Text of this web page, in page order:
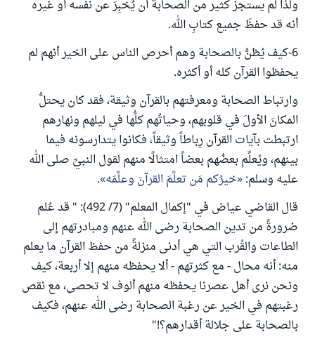
ولذا لم يستجز كثير من الصحابة أن يُخبِرَ عن نفسه أو غيره
أنه قد حفظَ جميع كتابِ الله.
6-كيف يُظنُّ بالصحابة وهم أحرص الناس على الخير أنهم لم
يحفظوا القرآن كله أو أكثره.
وارتباط الصحابة ومعرفتهم بالقرآن وثيقة، فقد كان يحتلُّ
المكانَ الأولَ في قلوبهم، وحياتُهم كلُّها في ليلهم ونهارهم
ارتبطت بآيات القرآن رِباطاً وثيقاً، فكانوا يتدارسونه فيما
بينهم، ويُعلِّم بعضُهم بعضاً امتثالًا منهم لقول النبيِّ صلى الله
عليه وسلم: خيرُكم مَن تعلَّمَ القرآنَ وعلَّمَه .
قال القاضي عياض في "إكمال المعلم" (7/ 492): " قد عُلم
ضرورةً من تدين الصحابة رضى الله عنهم ومبادرتهم إلى
الطاعات والقُرب التي هي أدنى منزلةً من حفظ القرآن ما يعلم
منه: أنه محال - مع كثرتهم - ألا يحفظه منهم إلا أربعة، كيف
ونحن نرى أهل عصرنا يحفظه منهم ألوف لا تحصى، مع نقص
رغبتهم في الخير عن رغبة الصحابة رضى الله عنهم، فكيف
بالصحابة على جلالة أقدارهم؟!"